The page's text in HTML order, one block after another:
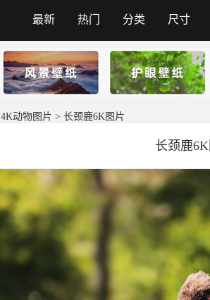
最新 热门 分类 尺寸
4K动物图片 > 长颈鹿6K图片
长颈鹿